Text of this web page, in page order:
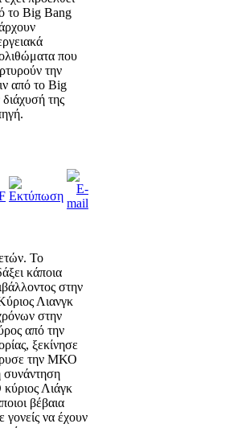
το Big Bang
που
την
από το Big
της
Το
κάποια
στην
Λιανγκ
στην
από την
ξεκίνησε
την ΜΚΟ
συνάντηση
Λιάγκ
βέβαια
γονείς να έχουν